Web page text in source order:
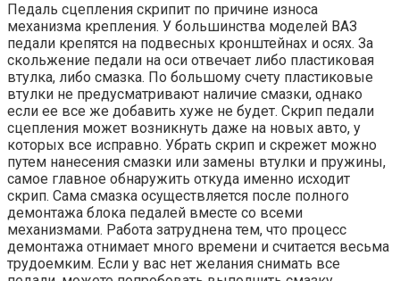
Педаль сцепления скрипит по причине износа
механизма крепления. У большинства моделей ВАЗ
педали крепятся на подвесных кронштейнах и осях. За
скольжение педали на оси отвечает либо пластиковая
втулка, либо смазка. По большому счету пластиковые
втулки не предусматривают наличие смазки, однако
если ее все же добавить хуже не будет. Скрип педали
сцепления может возникнуть даже на новых авто, у
которых все исправно. Убрать скрип и скрежет можно
путем нанесения смазки или замены втулки и пружины,
самое главное обнаружить откуда именно исходит
скрип. Сама смазка осуществляется после полного
демонтажа блока педалей вместе со всеми
механизмами. Работа затруднена тем, что процесс
демонтажа отнимает много времени и считается весьма
трудоемким. Если у вас нет желания снимать все